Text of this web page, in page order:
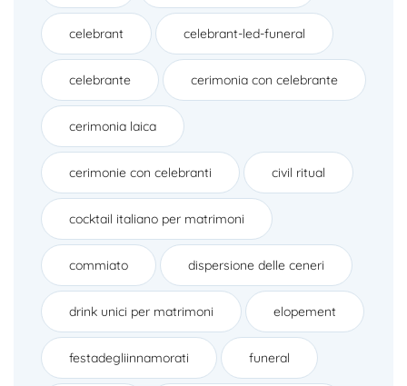
celebrant celebrant-led-funeral
celebrante cerimonia con celebrante
cerimonia laica
cerimonie con celebranti civil ritual
cocktail italiano per matrimoni
commiato dispersione delle ceneri
drink unici per matrimoni elopement
festadegliinnamorati funeral